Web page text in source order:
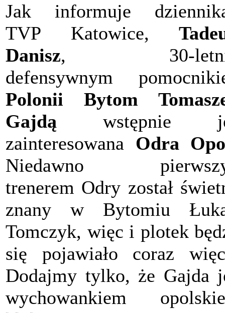
Jak informuje
TVP Katowice,
Danisz, 30-
defensywnym
Polonii Bytom
Gajdą wstępnie
zainteresowana Odra
Niedawno
trenerem Odry został
znany w Bytomiu
Tomczyk, więc i plotek
się pojawiało coraz
Dodajmy tylko, że Gajda
wychowankiem